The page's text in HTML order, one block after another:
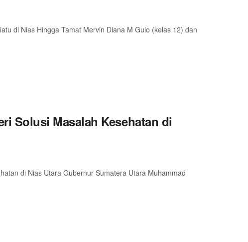
di Nias Hingga Tamat Mervin Diana M Gulo (kelas 12) dan
Solusi Masalah Kesehatan di
di Nias Utara Gubernur Sumatera Utara Muhammad